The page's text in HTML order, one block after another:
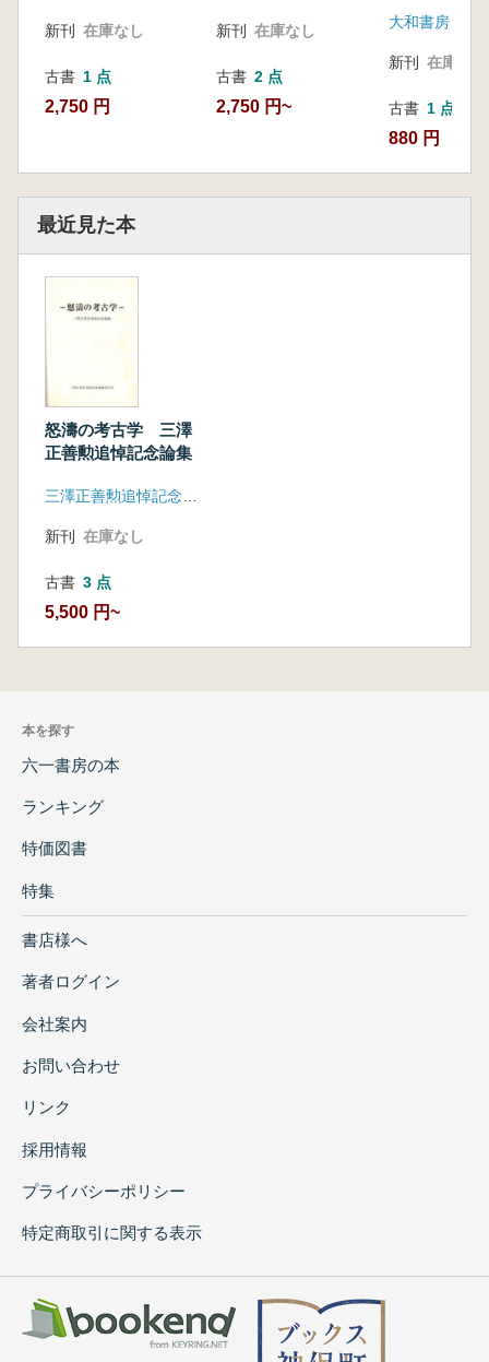
新刊 在庫なし
古書 1 点
2,750 円
新刊 在庫なし
古書 2 点
2,750 円~
大和書房
新刊 在庫なし
古書 1 点
880 円
最近見た本
怒濤の考古学 三澤
正善勲追悼記念論集
新刊 在庫なし
古書 3 点
5,500 円~
本を探す
六一書房の本
ランキング
特価図書
特集
書店様へ
著者ログイン
会社案内
お問い合わせ
リンク
採用情報
プライバシーポリシー
特定商取引に関する表示